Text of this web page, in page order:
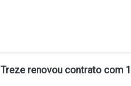
Treze renovou contrato com